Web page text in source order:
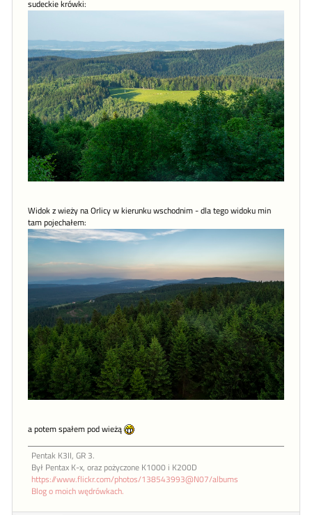
sudeckie krówki:
Widok z wieży na Orlicy w kierunku wschodnim - dla tego widoku min
tam pojechałem:
a potem spałem pod wieżą
Pentak K3II, GR 3.
Był Pentax K-x, oraz pożyczone K1000 i K200D
https://www.flickr.com/photos/138543993@N07/albums
Blog o moich wędrówkach.